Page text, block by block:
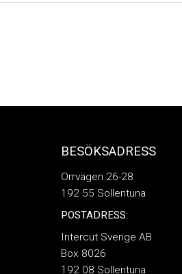
BESÖKSADRESS
Orrvägen 26-28
192 55 Sollentuna
POSTADRESS:
Intercut Sverige AB
Box 8026
192 08 Sollentuna